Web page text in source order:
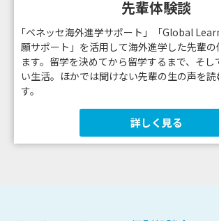
先輩体験談
｢ベネッセ海外進学サポート」「Global
願サポート」を活用して海外進学した先輩の
ます。留学を決めてから留学するまで、そし
い生活。ほかでは聞けない先輩の生の声を
す。
詳しく見る